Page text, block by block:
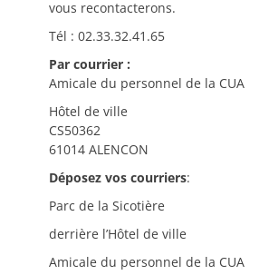
vous recontacterons.
Tél : 02.33.32.41.65
Par courrier :
Amicale du personnel de la CUA
Hôtel de ville
CS50362
61014 ALENCON
Déposez vos courriers:
Parc de la Sicotière
derrière l’Hôtel de ville
Amicale du personnel de la CUA